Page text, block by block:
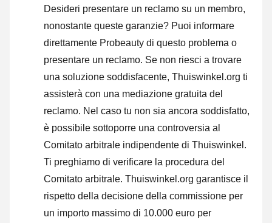
Desideri presentare un reclamo su un membro,
nonostante queste garanzie? Puoi informare
direttamente Probeauty di questo problema o
presentare un reclamo. Se non riesci a trovare
una soluzione soddisfacente, Thuiswinkel.org ti
assisterà con una mediazione gratuita del
reclamo. Nel caso tu non sia ancora soddisfatto,
è possibile sottoporre una controversia al
Comitato arbitrale indipendente di Thuiswinkel.
Ti preghiamo di verificare la procedura del
Comitato arbitrale. Thuiswinkel.org garantisce il
rispetto della decisione della commissione per
un importo massimo di 10.000 euro per